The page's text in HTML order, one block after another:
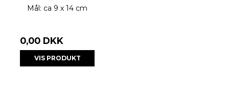
Mål: ca 9 x 14 cm
0,00 DKK
VIS PRODUKT